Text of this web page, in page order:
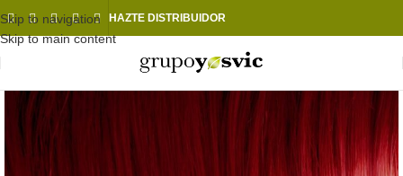
Skip to navigation
Skip to main content
HAZTE DISTRIBUIDOR